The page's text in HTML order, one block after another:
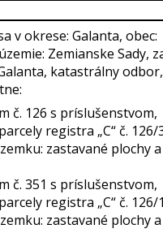
v okrese: Galanta, obec:
Zemianske Sady,
katastrálny
č. 126 s príslušenstvom,
registra „C“ č. 126/
zastavané plochy a
č. 351 s príslušenstvom,
registra „C“ č. 126/
zastavané plochy a